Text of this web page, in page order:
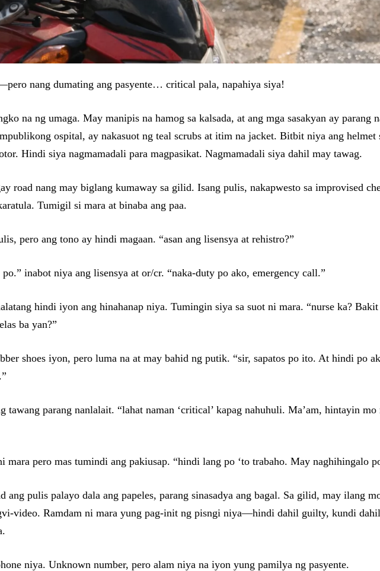
nang dumating ang pasyente… critical pala, napahiya siya!
na ng umaga. May manipis na hamog sa kalsada, at ang mga sasakyan ay parang
ospital, ay nakasuot ng teal scrubs at itim na jacket. Bitbit niya ang helmet
Hindi siya nagmamadali para magpasikat. Nagmamadali siya dahil may tawag.
road nang may biglang kumaway sa gilid. Isang pulis, nakapwesto sa improvised
Tumigil si mara at binaba ang paa.
pero ang tono ay hindi magaan. “asan ang lisensya at rehistro?”
inabot niya ang lisensya at or/cr. “naka-duty po ako, emergency call.”
hindi iyon ang hinahanap niya. Tumingin siya sa suot ni mara. “nurse ka?
ba yan?”
shoes iyon, pero luma na at may bahid ng putik. “sir, sapatos po ito. At hindi po
tawang parang nanlalait. “lahat naman ‘critical’ kapag nahuhuli. Ma’am, hintayin
mara pero mas tumindi ang pakiusap. “hindi lang po ‘to trabaho. May naghihingalo
ang pulis palayo dala ang papeles, parang sinasadya ang bagal. Sa gilid, may ilang
video. Ramdam ni mara yung pag-init ng pisngi niya—hindi dahil guilty, kundi
niya. Unknown number, pero alam niya na iyon yung pamilya ng pasyente.